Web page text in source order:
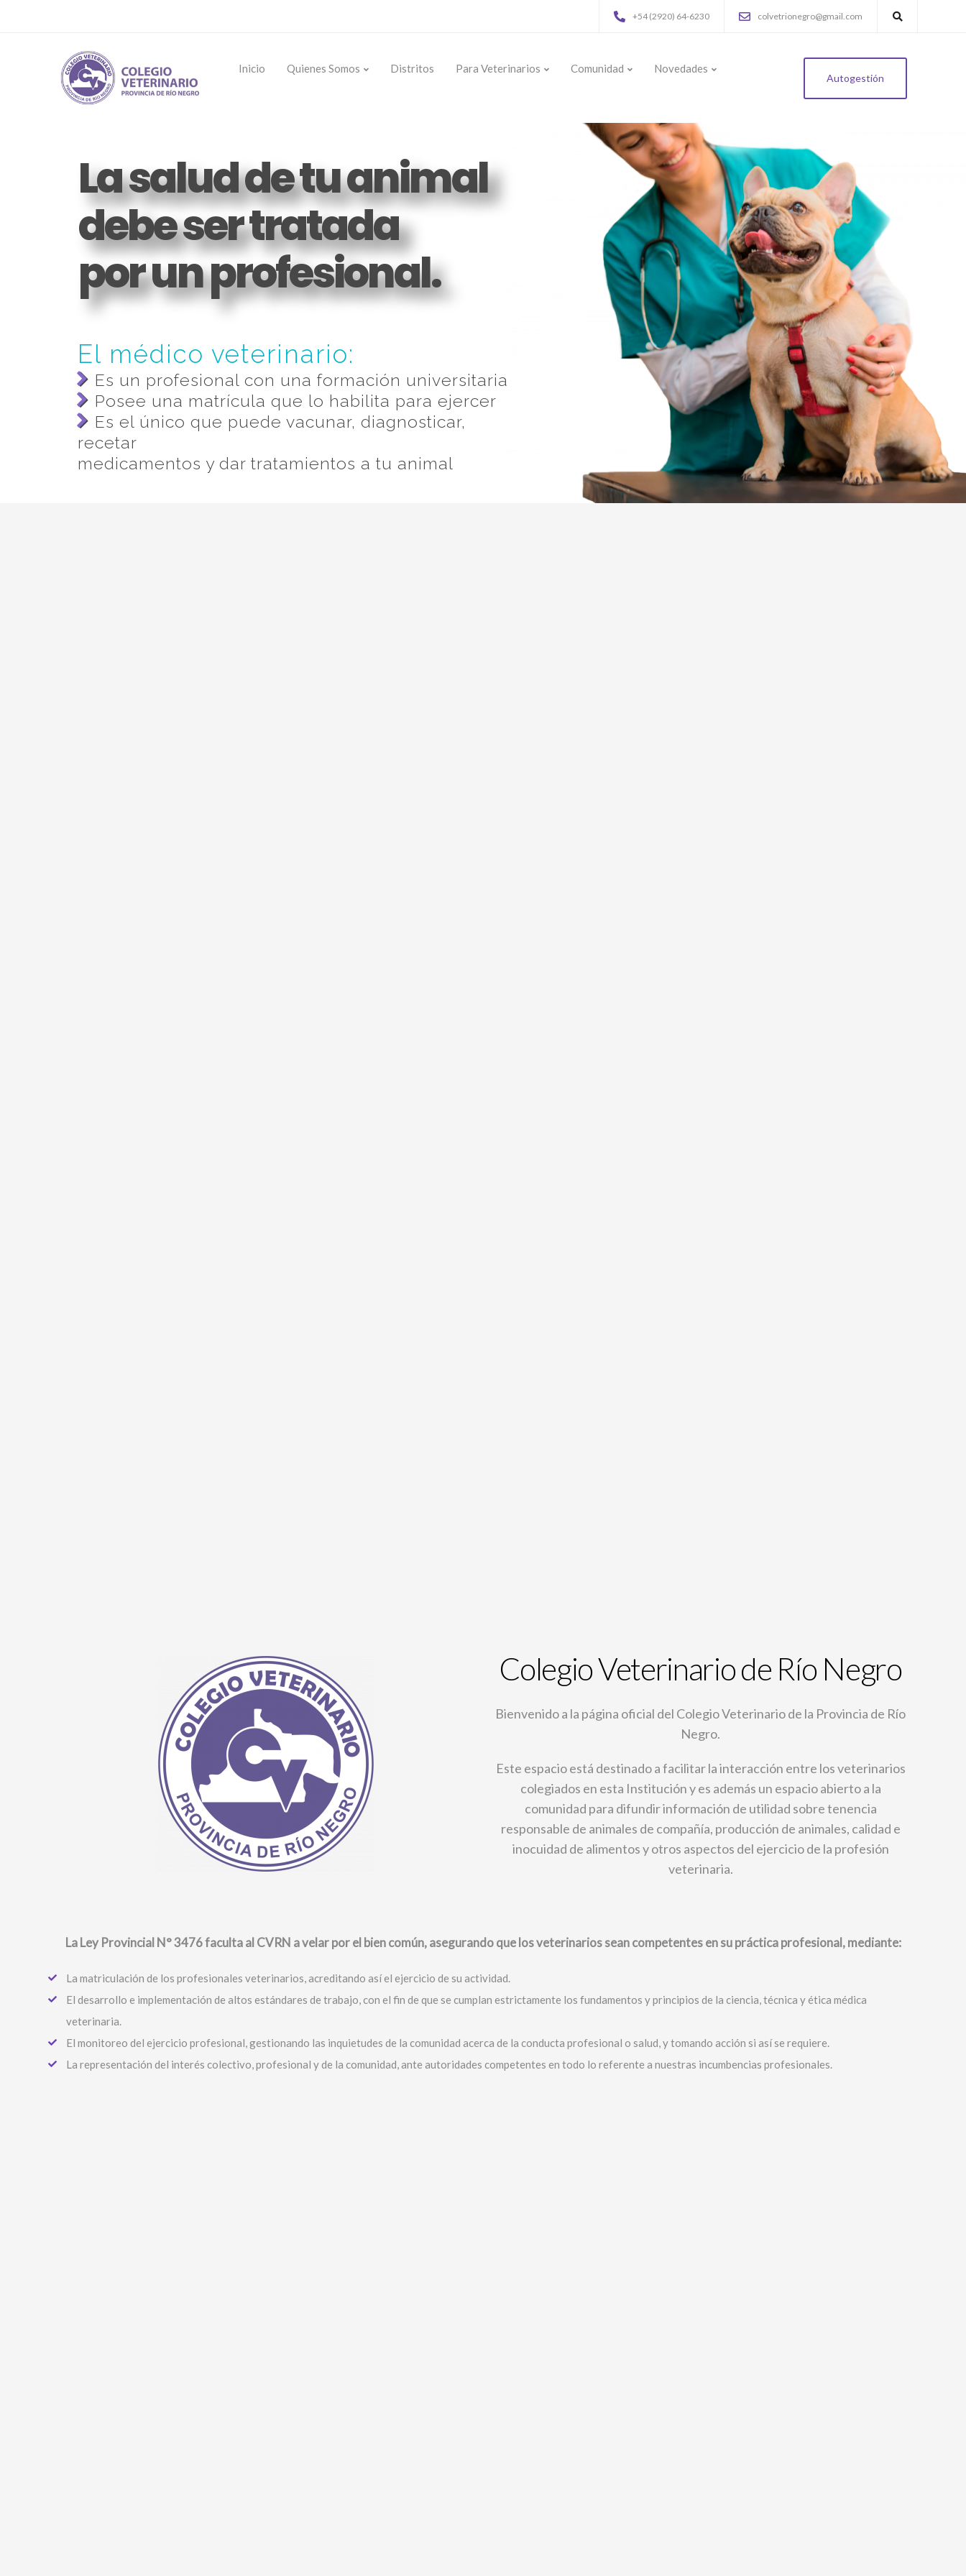
+54 (2920) 64-6230 colvetrionegro@gmail.com
Inicio Quienes Somos Distritos Para Veterinarios Comunidad Novedades
Autogestión
Colegio Veterinario de Río Negro
Bienvenido a la página oficial del Colegio Veterinario de la Provincia de Río
Negro.
Este espacio está destinado a facilitar la interacción entre los veterinarios
colegiados en esta Institución y es además un espacio abierto a la
comunidad para difundir información de utilidad sobre tenencia
responsable de animales de compañía, producción de animales, calidad e
inocuidad de alimentos y otros aspectos del ejercicio de la profesión
veterinaria.
La Ley Provincial N° 3476 faculta al CVRN a velar por el bien común, asegurando que los veterinarios sean competentes en su práctica profesional, mediante:
La matriculación de los profesionales veterinarios, acreditando así el ejercicio de su actividad.
El desarrollo e implementación de altos estándares de trabajo, con el fin de que se cumplan estrictamente los fundamentos y principios de la ciencia, técnica y ética médica
veterinaria.
El monitoreo del ejercicio profesional, gestionando las inquietudes de la comunidad acerca de la conducta profesional o salud, y tomando acción si así se requiere.
La representación del interés colectivo, profesional y de la comunidad, ante autoridades competentes en todo lo referente a nuestras incumbencias profesionales.